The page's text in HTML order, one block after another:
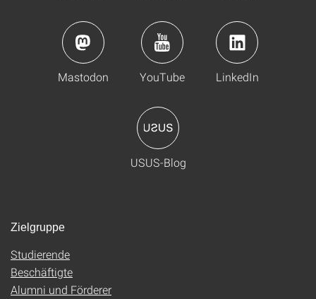
Mastodon YouTube LinkedIn
USUS-Blog
Zielgruppe
Studierende
Beschäftigte
Alumni und Förderer